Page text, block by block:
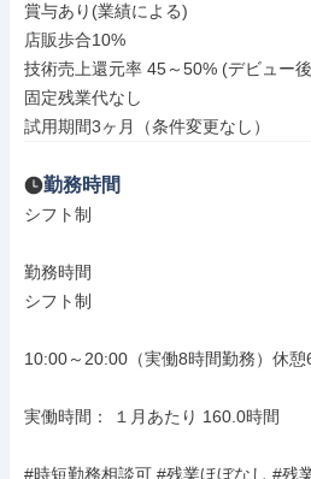
賞与あり(業績による)
店販歩合10%
技術売上還元率 45～50% (デビュー
固定残業代なし
試用期間3ヶ月（条件変更なし）
勤務時間
シフト制
勤務時間
シフト制
10:00～20:00（実働8時間勤務）休
実働時間： １月あたり 160.0時間
#時短勤務相談可 #残業ほぼなし #残